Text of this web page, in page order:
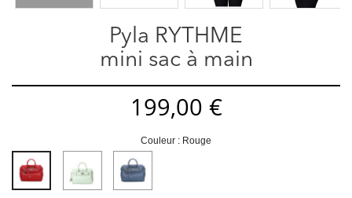
Pyla RYTHME
mini sac à main
199,00 €
Couleur : Rouge
d'eau